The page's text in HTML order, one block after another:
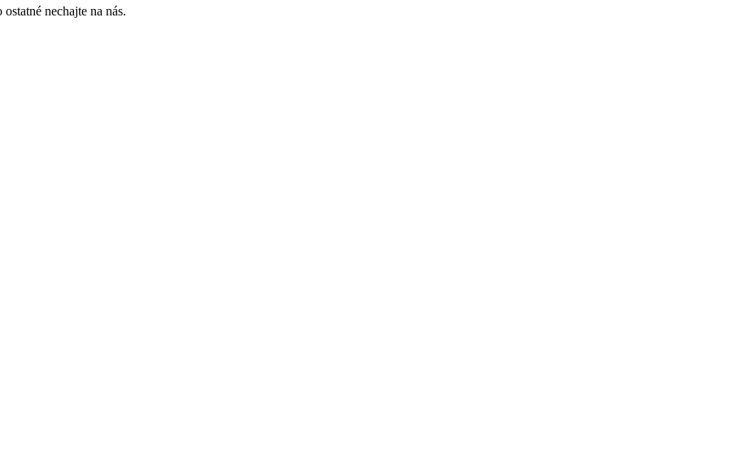
ostatné nechajte na nás.